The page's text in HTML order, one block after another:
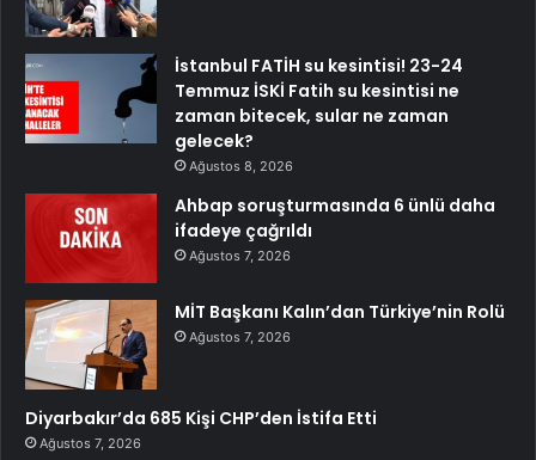
İstanbul FATİH su kesintisi! 23-24
Temmuz İSKİ Fatih su kesintisi ne
zaman bitecek, sular ne zaman
gelecek?
Ağustos 8, 2026
Ahbap soruşturmasında 6 ünlü daha
ifadeye çağrıldı
Ağustos 7, 2026
MİT Başkanı Kalın’dan Türkiye’nin Rolü
Ağustos 7, 2026
Diyarbakır’da 685 Kişi CHP’den İstifa Etti
Ağustos 7, 2026